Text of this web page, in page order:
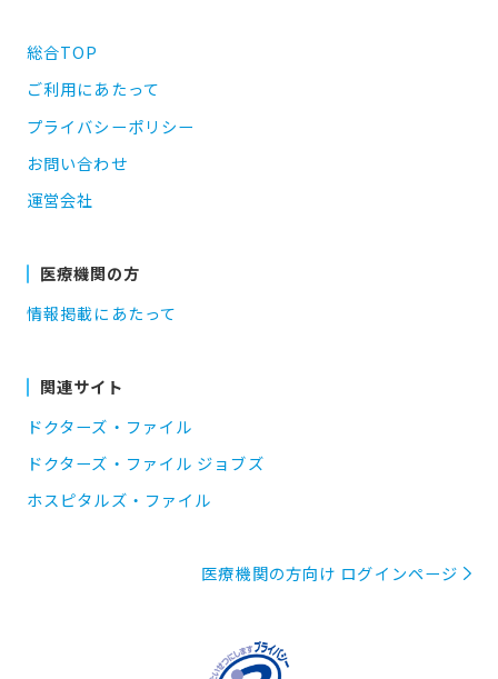
総合TOP
ご利用にあたって
プライバシーポリシー
お問い合わせ
運営会社
医療機関の方
情報掲載にあたって
関連サイト
ドクターズ・ファイル
ドクターズ・ファイル ジョブズ
ホスピタルズ・ファイル
医療機関の方向け ログインページ